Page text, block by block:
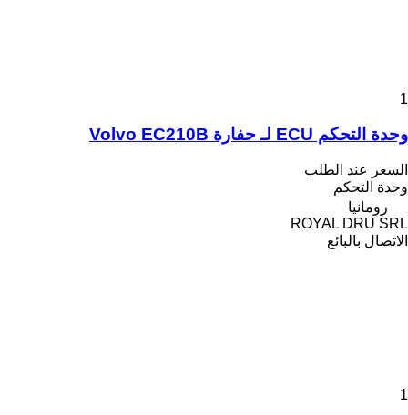
1
وحدة التحكم ECU لـ حفارة Volvo EC210B
السعر عند الطلب
وحدة التحكم
رومانيا
ROYAL DRU SRL
الاتصال بالبائع
1